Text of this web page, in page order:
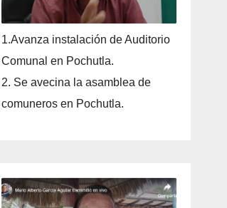
1.Avanza instalación de Auditorio
Comunal en Pochutla.
2. Se avecina la asamblea de
comuneros en Pochutla.